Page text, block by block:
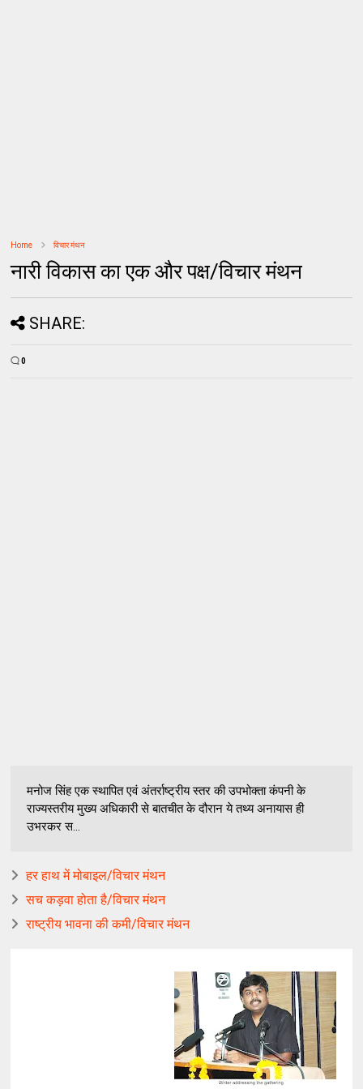
Home विचार मंथन
नारी विकास का एक और पक्ष/विचार मंथन
SHARE:
0
मनोज सिंह एक स्थापित एवं अंतर्राष्ट्रीय स्तर की उपभोक्ता कंपनी के
राज्यस्तरीय मुख्य अधिकारी से बातचीत के दौरान ये तथ्य अनायास ही
उभरकर स...
हर हाथ में मोबाइल/विचार मंथन
सच कड़वा होता है/विचार मंथन
राष्ट्रीय भावना की कमी/विचार मंथन